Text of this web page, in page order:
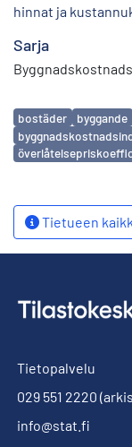
hinnat ja
Sarja
Avainsanat
bostäder byggande
Tietueen
Tietopalvelu
029 551 2220
info@stat.fi